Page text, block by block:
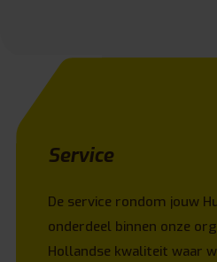
Service
De service rondom jouw
onderdeel binnen onze
Hollandse kwaliteit waar